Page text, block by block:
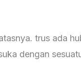
trus ada
dengan